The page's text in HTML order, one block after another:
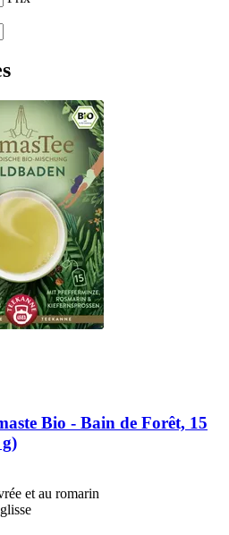
Bio -​ Bain de Forêt, 15
et au romarin